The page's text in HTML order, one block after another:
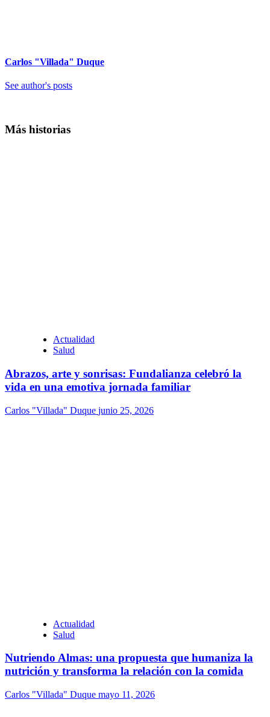
Carlos "Villada" Duque
See author's posts
Más historias
Actualidad
Salud
Abrazos, arte y sonrisas: Fundalianza celebró la
vida en una emotiva jornada familiar
Carlos "Villada" Duque junio 25, 2026
Actualidad
Salud
Nutriendo Almas: una propuesta que humaniza la
nutrición y transforma la relación con la comida
Carlos "Villada" Duque mayo 11, 2026